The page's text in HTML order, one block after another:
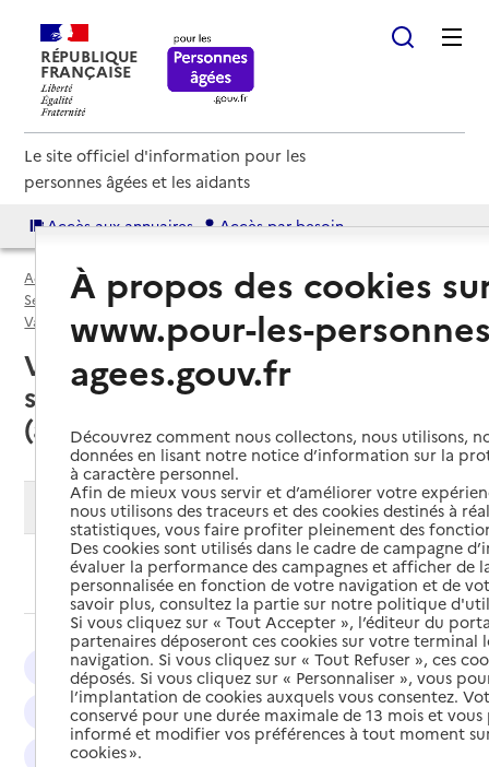
RÉPUBLIQUE
FRANÇAISE
Le site officiel d'information pour les
personnes âgées et les aidants
Accès aux annuaires Accès par besoin
Accueil
Espace annuaire
Services autonomie à domicile (aide) par département
Val-de-Marne (94)
Service autonomie à domicile (aide)
Val-de-Marne (94) : liste des 193
services autonomie à domicile
(aide)
Modifier ma recherche
Ajouter cette recherche aux favoris
Saint-Maur-des-Fossés : 24 Vincennes : 14
Champigny-sur-Marne : 12 Créteil : 10
Fontenay-sous-Bois : 9
À propos des cookies
www.pour-les-
agees.gouv.fr
Découvrez comment nous collectons, nous utilisons,
données en lisant notre notice d’information sur la
à caractère personnel.
Afin de mieux vous servir et d’améliorer votre
nous utilisons des traceurs et des cookies destinés à
statistiques, vous faire profiter pleinement des
Des cookies sont utilisés dans le cadre de campagne
évaluer la performance des campagnes et afficher de
personnalisée en fonction de votre navigation et de
savoir plus, consultez la partie sur notre politique
Si vous cliquez sur « Tout Accepter », l’éditeur du
partenaires déposeront ces cookies sur votre terminal
navigation. Si vous cliquez sur « Tout Refuser », ces
déposés. Si vous cliquez sur « Personnaliser », vous
l’implantation de cookies auxquels vous consentez.
conservé pour une durée maximale de 13 mois et
informé et modifier vos préférences à tout moment
cookies ».